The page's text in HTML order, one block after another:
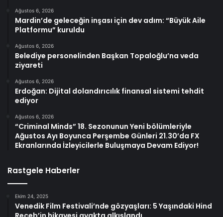
Ağustos 6, 2026
Mardin’de geleceğin inşası için dev adım: “Büyük Aile
Platformu” kuruldu
Ağustos 6, 2026
Belediye personelinden Başkan Topaloğlu’na veda
ziyareti
Ağustos 6, 2026
Erdoğan: Dijital dolandırıcılık finansal sistemi tehdit
ediyor
Ağustos 6, 2026
“Criminal Minds” 18. Sezonunun Yeni bölümleriyle
Ağustos Ayı Boyunca Perşembe Günleri 21.30’da FX
Ekranlarında İzleyicilerle Buluşmaya Devam Ediyor!
Rastgele Haberler
Ekim 24, 2025
Venedik Film Festivali’nde gözyaşları: 5 Yaşındaki Hind